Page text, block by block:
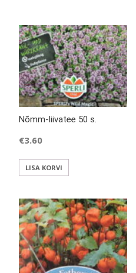
Nõmm-liivatee 50 s.
€3.60
LISA KORVI